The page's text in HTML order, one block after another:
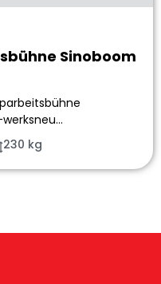
Sinoboom
werksneu…
230 kg